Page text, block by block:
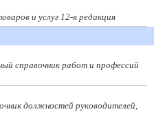
и услуг 12-я редакция
справочник работ и профессий
должностей руководителей,